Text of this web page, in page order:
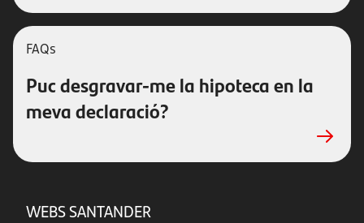
FAQs
Puc desgravar-me la hipoteca en la
meva declaració?
WEBS SANTANDER